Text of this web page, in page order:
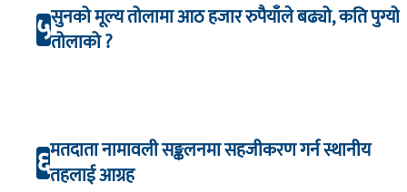
५सुनको मूल्य तोलामा आठ हजार रुपैयाँले बढ्यो, कति पुग्यो
तोलाको ?
६मतदाता नामावली सङ्कलनमा सहजीकरण गर्न स्थानीय
तहलाई आग्रह